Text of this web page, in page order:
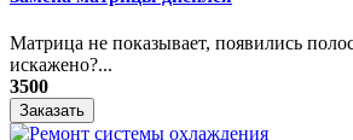
Матрица не показывает, появились
искажено?...
3500
Заказать